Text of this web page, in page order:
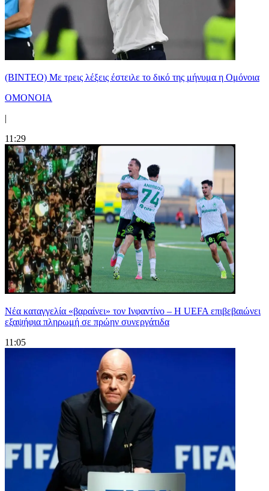
(ΒΙΝΤΕΟ) Με τρεις λέξεις έστειλε το δικό της μήνυμα η Ομόνοια
ΟΜΟΝΟΙΑ
|
11:29
Νέα καταγγελία «βαραίνει» τον Ινφαντίνο – Η UEFA επιβεβαιώνει
εξαψήφια πληρωμή σε πρώην συνεργάτιδα
11:05